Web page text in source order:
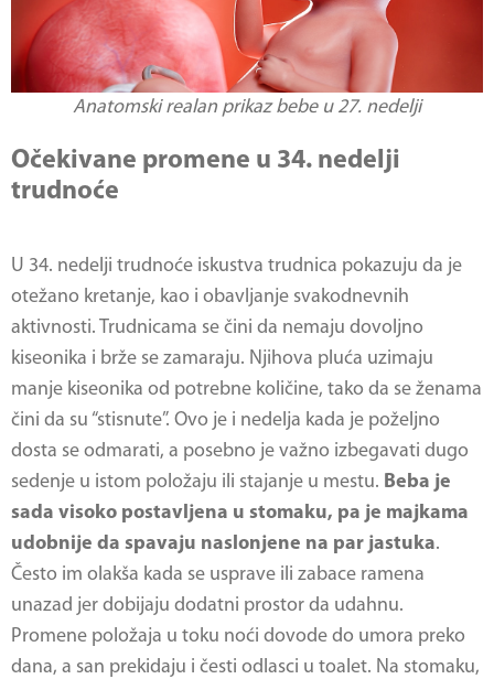
Anatomski realan prikaz bebe u 27. nedelji
Očekivane promene u 34. nedelji
trudnoće
U 34. nedelji trudnoće iskustva trudnica pokazuju da je
otežano kretanje, kao i obavljanje svakodnevnih
aktivnosti. Trudnicama se čini da nemaju dovoljno
kiseonika i brže se zamaraju. Njihova pluća uzimaju
manje kiseonika od potrebne količine, tako da se ženama
čini da su “stisnute”. Ovo je i nedelja kada je poželjno
dosta se odmarati, a posebno je važno izbegavati dugo
sedenje u istom položaju ili stajanje u mestu. Beba je
sada visoko postavljena u stomaku, pa je majkama
udobnije da spavaju naslonjene na par jastuka.
Često im olakša kada se usprave ili zabace ramena
unazad jer dobijaju dodatni prostor da udahnu.
Promene položaja u toku noći dovode do umora preko
dana, a san prekidaju i česti odlasci u toalet. Na stomaku,